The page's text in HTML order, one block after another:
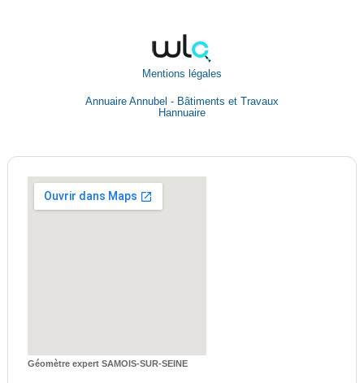
Mentions légales
Annuaire Annubel - Bâtiments et Travaux
Hannuaire
Géomètre expert SAMOIS-SUR-SEINE